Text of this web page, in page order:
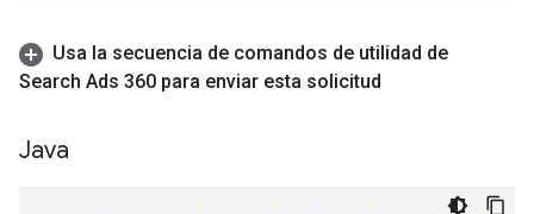
Usa la secuencia de comandos de utilidad de
Search Ads 360 para enviar esta solicitud
Java